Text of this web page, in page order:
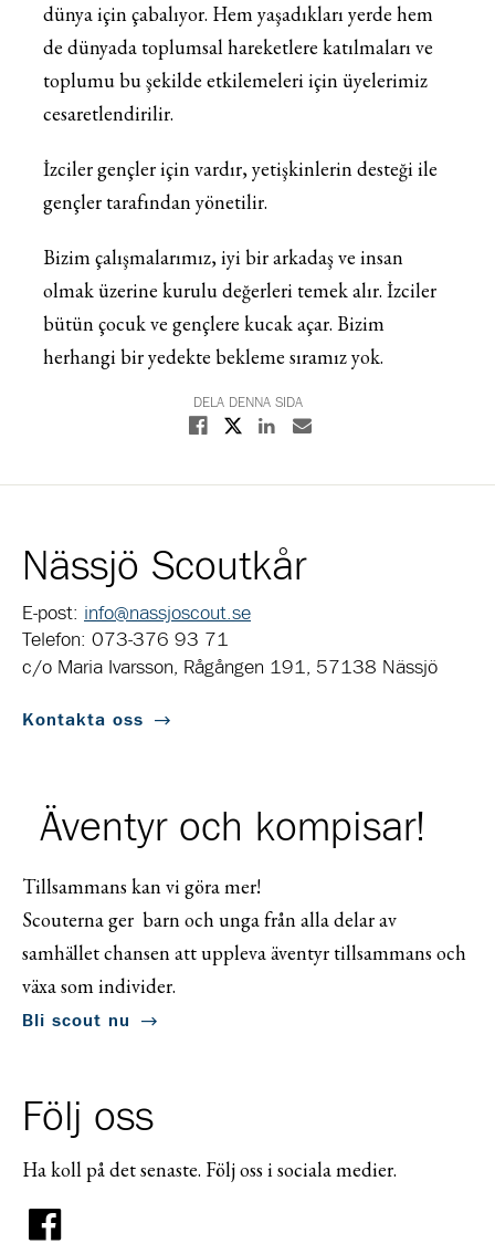
dünya için çabalıyor. Hem yaşadıkları yerde hem
de dünyada toplumsal hareketlere katılmaları ve
toplumu bu şekilde etkilemeleri için üyelerimiz
cesaretlendirilir.
İzciler gençler için vardır, yetişkinlerin desteği ile
gençler tarafından yönetilir.
Bizim çalışmalarımız, iyi bir arkadaş ve insan
olmak üzerine kurulu değerleri temek alır. İzciler
bütün çocuk ve gençlere kucak açar. Bizim
herhangi bir yedekte bekleme sıramız yok.
DELA DENNA SIDA
Dela på Facebook
Dela på XDela på Linkedin
Dela med E-post
Nässjö Scoutkår
E-post: info@nassjoscout.se
Telefon: 073-376 93 71
c/o Maria Ivarsson, Rågången 191, 57138 Nässjö
Kontakta oss
Äventyr och kompisar!
Tillsammans kan vi göra mer!
Scouterna ger barn och unga från alla delar av
samhället chansen att uppleva äventyr tillsammans och
växa som individer.
Bli scout nu
Följ oss
Ha koll på det senaste. Följ oss i sociala medier.